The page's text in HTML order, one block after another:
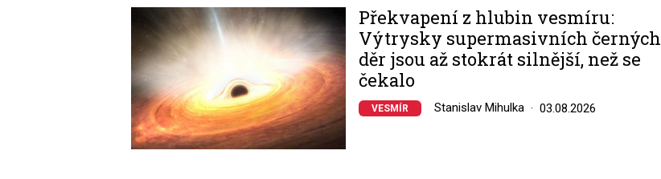
Překvapení z hlubin vesmíru:
Výtrysky supermasivních černých
děr jsou až stokrát silnější, než se
čekalo
VESMÍR Stanislav Mihulka 03.08.2026